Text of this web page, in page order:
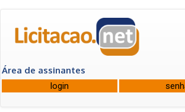
Área de assinantes